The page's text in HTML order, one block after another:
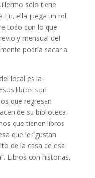
solo tiene
Lu, ella juega un rol
todo con lo que
y mensual del
podría sacar a
local es la
libros son
que regresan
de su biblioteca
que tienen libros
que le “gustan
de la casa de esa
Libros con historias,